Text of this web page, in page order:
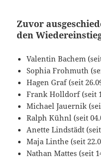
Zuvor
den
Valentin Bachem
Sophia Frohmuth
Hagen Graf (seit
Frank Holldorf (seit
Michael Jauernik
Ralph Kühnl (seit
Anette Lindstädt (seit
Maja Linthe (seit
Nathan Mattes (seit